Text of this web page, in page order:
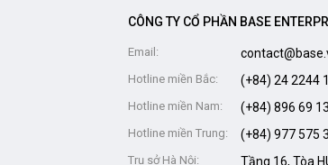
CÔNG TY CỔ PHẦN BASE
Email:
Hotline miền Bắc: (+84) 24 2244
Hotline miền Nam: (+84) 896 69
Hotline miền Trung: (+84) 977 575
Trụ sở Hà Nội: Tầng 16, Tòa